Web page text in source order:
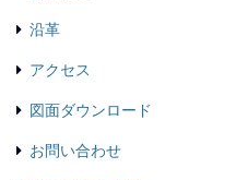
沿革
アクセス
図面ダウンロード
お問い合わせ